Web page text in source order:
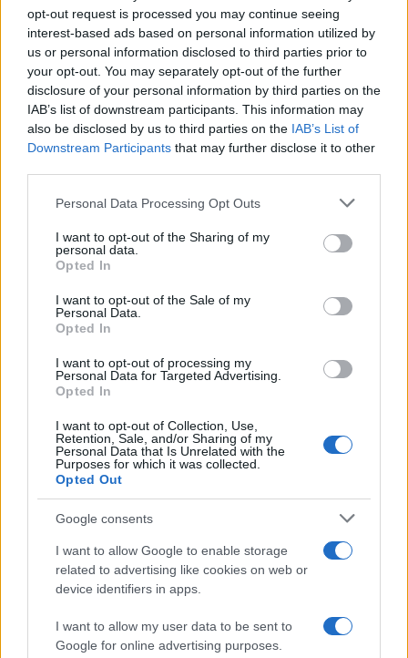
opt-out request is processed you may continue seeing
interest-based ads based on personal information utilized by
us or personal information disclosed to third parties prior to
your opt-out. You may separately opt-out of the further
disclosure of your personal information by third parties on the
IAB’s list of downstream participants. This information may
also be disclosed by us to third parties on the IAB’s List of
Downstream Participants that may further disclose it to other
Please note that this website/app uses one or more Google
not limited to your visit or usage behaviour. You may click to
grant or deny consent to Google and its third-party tags to
use your data for below specified purposes in below Google
consent section.
Personal Data Processing Opt Outs
I want to opt-out of the Sharing of my
personal data.
Opted In
I want to opt-out of the Sale of my
Personal Data.
Opted In
I want to opt-out of processing my
Personal Data for Targeted Advertising.
Opted In
I want to opt-out of Collection, Use,
Retention, Sale, and/or Sharing of my
Personal Data that Is Unrelated with the
Purposes for which it was collected.
Opted Out
Google consents
I want to allow Google to enable storage
related to advertising like cookies on web or
device identifiers in apps.
I want to allow my user data to be sent to
Google for online advertising purposes.
AUTOR
Staff